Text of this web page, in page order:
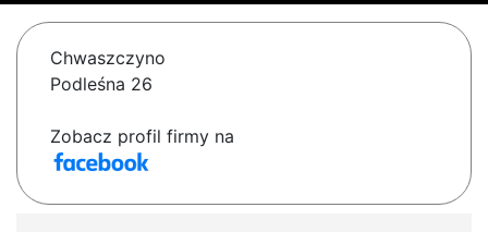
Chwaszczyno
Podleśna 26
Zobacz profil firmy na